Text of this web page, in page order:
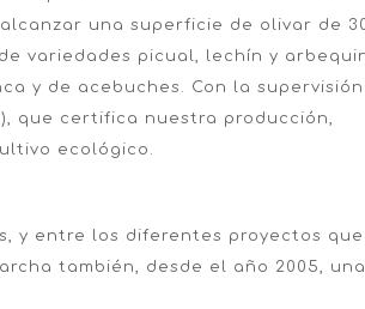
una superficie de olivar de
variedades picual, lechín y
y de acebuches. Con la supervisión
que certifica nuestra producción,
ecológico.
y entre los diferentes proyectos que
también, desde el año 2005, una